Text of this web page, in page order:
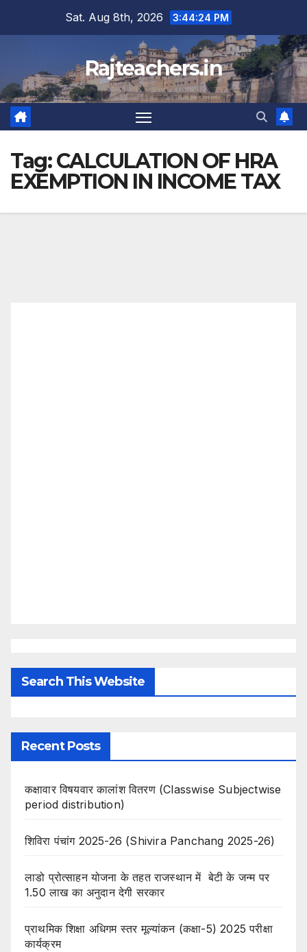
Sat. Aug 8th, 2026 3:44:24 PM
Rajteachers.in
Tag:CALCULATION OF HRA
EXEMPTION IN INCOME TAX
Search This Website
Recent Posts
कक्षावार विषयवार कालांश वितरण (Classwise Subjectwise
period distribution)
शिविरा पंचांग 2025-26 (Shivira Panchang 2025-26)
लाडो प्रोत्साहन योजना के तहत राजस्थान में बेटी के जन्म पर
1.50 लाख का अनुदान देगी सरकार
प्राथमिक शिक्षा अधिगम स्तर मूल्यांकन (कक्षा-5) 2025 परीक्षा
कार्यक्रम